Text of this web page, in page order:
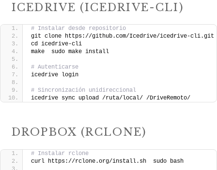
ICEDRIVE (ICEDRIVE-CLI)
# Instalar desde repositorio
git clone https://github.com/Icedrive/icedrive-cli.git
cd icedrive-cli
make  sudo make install
# Autenticarse
icedrive login
# Sincronización unidireccional
icedrive sync upload /ruta/local/ /DriveRemoto/
DROPBOX (RCLONE)
# Instalar rclone
curl https://rclone.org/install.sh  sudo bash